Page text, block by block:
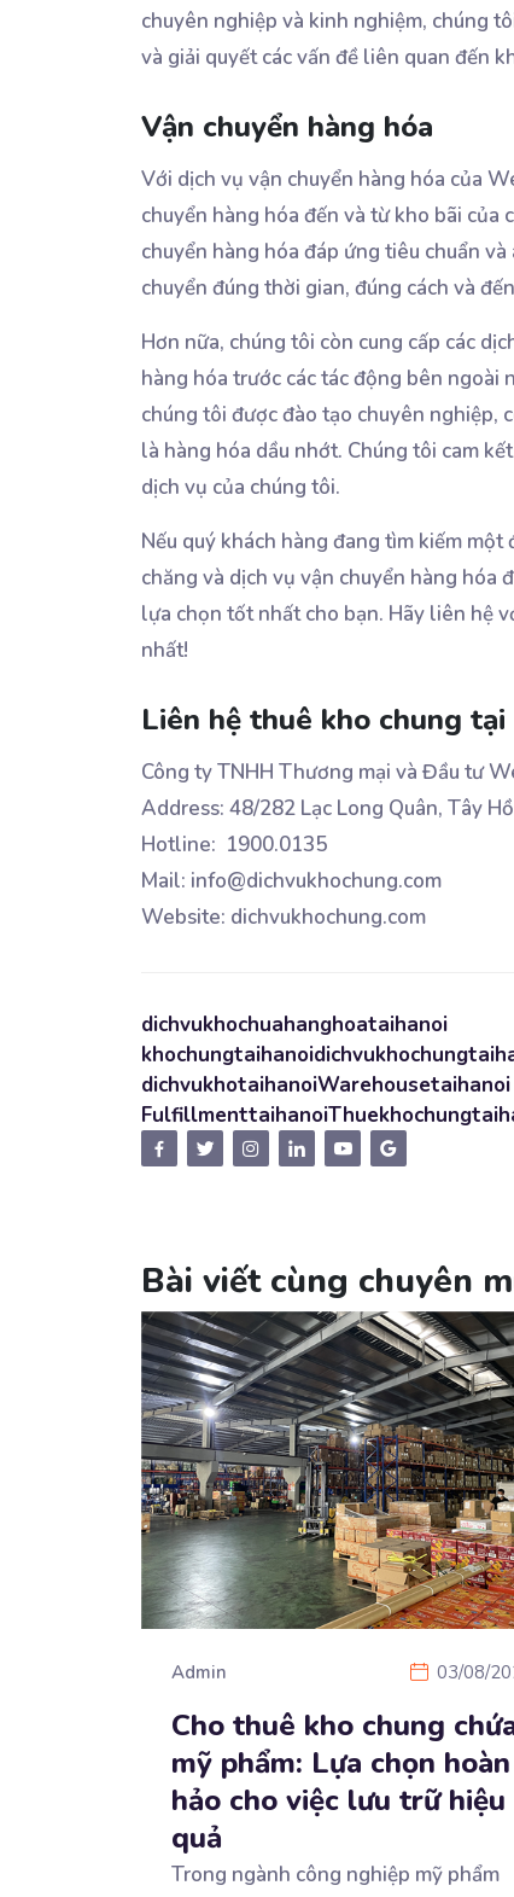
chuyên nghiệp và kinh nghiệm, chúng
và giải quyết các vấn đề liên quan đến
Vận chuyển hàng hóa
Với dịch vụ vận chuyển hàng hóa của
chuyển hàng hóa đến và từ kho bãi
chuyển hàng hóa đáp ứng tiêu chuẩn
chuyển đúng thời gian, đúng cách và
Hơn nữa, chúng tôi còn cung cấp các
hàng hóa trước các tác động bên ngoài
chúng tôi được đào tạo chuyên nghiệp,
là hàng hóa dầu nhớt. Chúng tôi cam
dịch vụ của chúng tôi.
Nếu quý khách hàng đang tìm kiếm
chăng và dịch vụ vận chuyển hàng hóa
lựa chọn tốt nhất cho bạn. Hãy liên hệ
nhất!
Liên hệ thuê kho chung tại
Công ty TNHH Thương mại và Đầu tư
Address: 48/282 Lạc Long Quân, Tây
Hotline: 1900.0135
Mail: info@dichvukhochung.com
Website: dichvukhochung.com
dichvukhochuahanghoataihanoi
khochungtaihanoi
dichvukhotaihanoiWarehousetaihanoi
Fulfillmenttaihanoi
Bài viết cùng chuyên
Admin 03/08/
Cho thuê kho chung
mỹ phẩm: Lựa chọn hoàn
hảo cho việc lưu trữ hiệu
quả
Trong ngành công nghiệp mỹ phẩm